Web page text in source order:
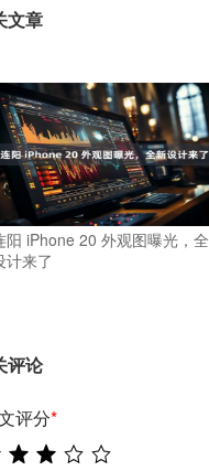
文章
阳 iPhone 20 外观图曝光，全
计来了
评论
评分*